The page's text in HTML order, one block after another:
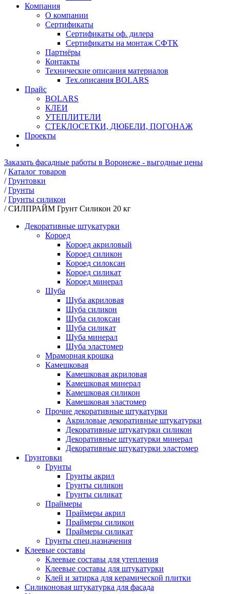
Компания
О компании
Сертификаты
Сертификаты оф. дилера
Сертификаты на монтаж СФТК
Партнёры
Контакты
Технические описания материалов
Тех.описания BOLARS
Прайс
BOLARS
КЛЕИ
УТЕПЛИТЕЛИ
СТЕКЛОСЕТКИ, ДЮБЕЛИ, ПОГОНАЖ
Проекты
Заказать фасадные работы в Воронеже - выгодные цены
/ Каталог товаров
/ Грунтовки
/ Грунты
/ Грунты силикон
/ СИЛПРАЙМ Грунт Силикон 20 кг
Декоративные штукатурки
Короед
Короед акриловый
Короед силикон
Короед силоксан
Короед силикат
Короед минерал
Шуба
Шуба акриловая
Шуба силикон
Шуба силоксан
Шуба силикат
Шуба минерал
Шуба эластомер
Мраморная крошка
Камешковая
Камешковая акриловая
Камешковая минерал
Камешковая силикон
Камешковая эластомер
Прочие декоративные штукатурки
Акриловые декоративные штукатурки
Декоративные штукатурки силикон
Декоративные штукатурки минерал
Декоративные штукатурки эластомер
Грунтовки
Грунты
Грунты акрил
Грунты силикон
Грунты силикат
Праймеры
Праймеры акрил
Праймеры силикон
Праймеры силикат
Грунты спец.назначения
Клеевые составы
Клеевые составы для утепления
Клеевые составы для штукатурки
Клей и затирка для керамической плитки
Силиконовая штукатурка для фасада